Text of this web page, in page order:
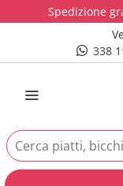
Spedizione
338